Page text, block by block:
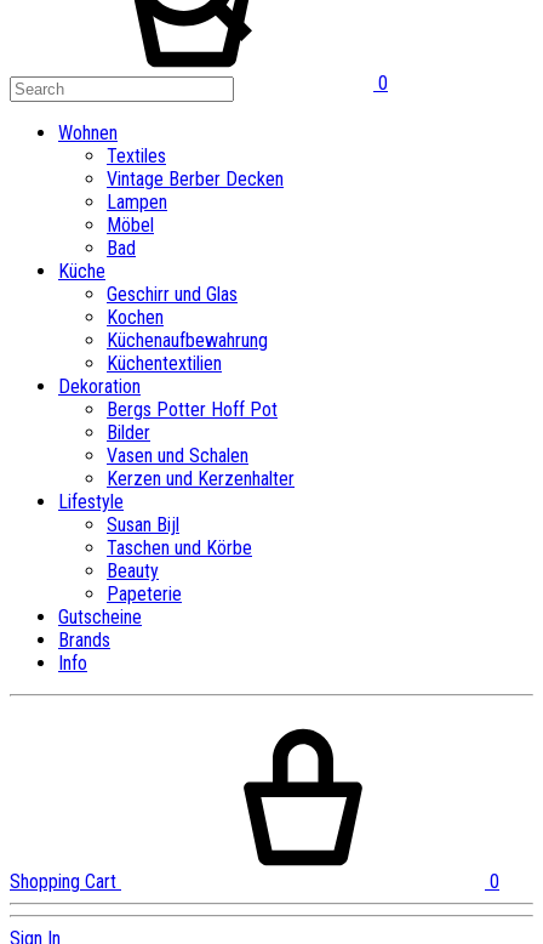
0
Wohnen
Textiles
Vintage Berber Decken
Lampen
Möbel
Bad
Küche
Geschirr und Glas
Kochen
Küchenaufbewahrung
Küchentextilien
Dekoration
Bergs Potter Hoff Pot
Bilder
Vasen und Schalen
Kerzen und Kerzenhalter
Lifestyle
Susan Bijl
Taschen und Körbe
Beauty
Papeterie
Gutscheine
Brands
Info
Shopping Cart 0
Sign In